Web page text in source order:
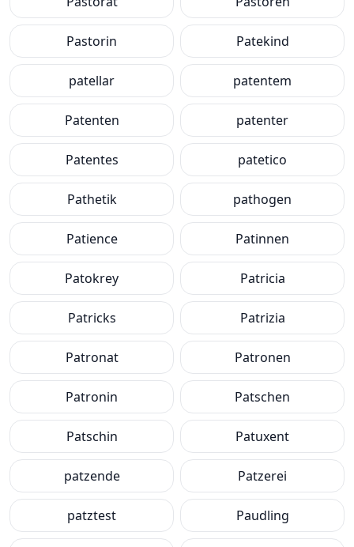
Pastorin Patekind
patellar patentem
Patenten patenter
Patentes patetico
Pathetik pathogen
Patience Patinnen
Patokrey Patricia
Patricks Patrizia
Patronat Patronen
Patronin Patschen
Patschin Patuxent
patzende Patzerei
patztest Paudling